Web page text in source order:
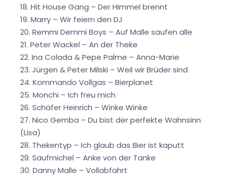
18. Hit House Gang – Der Himmel brennt
19. Marry – Wir feiern den DJ
20. Remmi Demmi Boys – Auf Malle saufen alle
21. Peter Wackel – An der Theke
22. Ina Colada & Pepe Palme – Anna-Marie
23. Jürgen & Peter Milski – Weil wir Brüder sind
24. Kommando Vollgas – Bierplanet
25. Monchi – Ich freu mich
26. Schäfer Heinrich – Winke Winke
27. Nico Gemba – Du bist der perfekte Wahnsinn
(Lisa)
28. Thekentyp – Ich glaub das Bier ist kaputt
29. Saufmichel – Anke von der Tanke
30. Danny Malle – Vollabfahrt